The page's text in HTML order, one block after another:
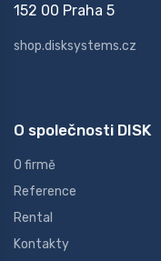
152 00 Praha 5
shop.disksystems.cz
O společnosti DISK
O firmě
Reference
Rental
Kontakty